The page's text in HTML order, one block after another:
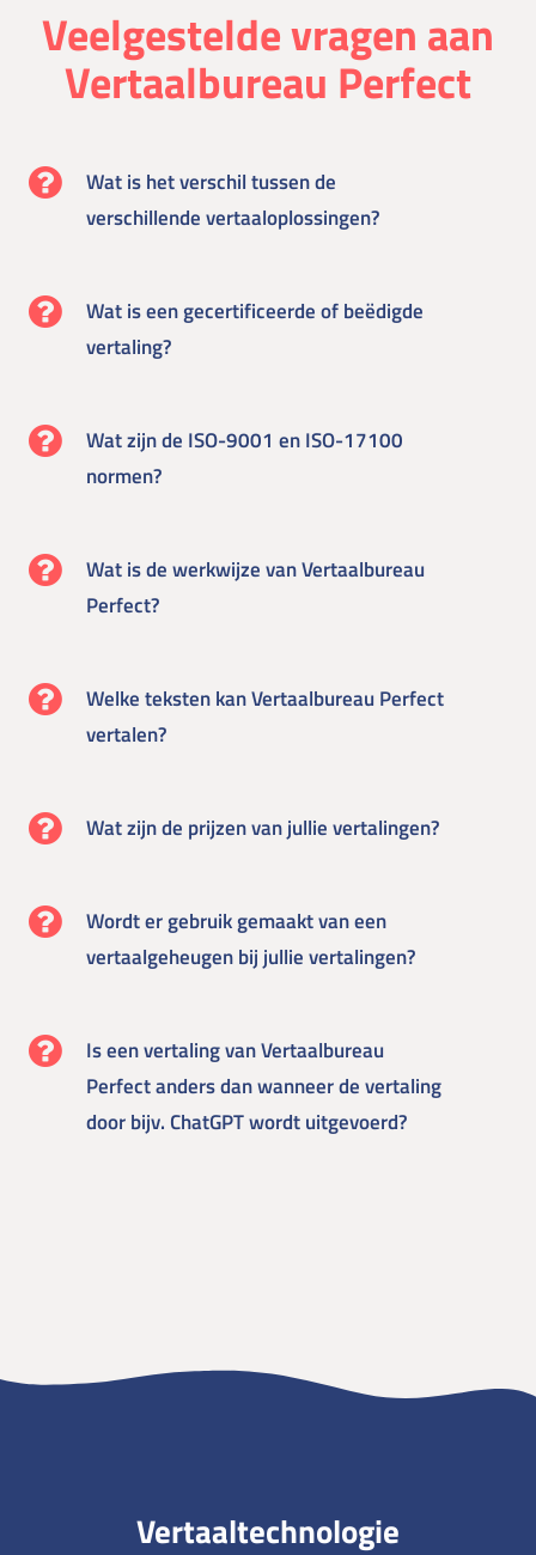
Veelgestelde vragen aan
Vertaalbureau Perfect
Wat is het verschil tussen de
verschillende vertaaloplossingen?
Wat is een gecertificeerde of beëdigde
vertaling?
Wat zijn de ISO-9001 en ISO-17100
normen?
Wat is de werkwijze van Vertaalbureau
Perfect?
Welke teksten kan Vertaalbureau Perfect
vertalen?
Wat zijn de prijzen van jullie vertalingen?
Wordt er gebruik gemaakt van een
vertaalgeheugen bij jullie vertalingen?
Is een vertaling van Vertaalbureau
Perfect anders dan wanneer de vertaling
door bijv. ChatGPT wordt uitgevoerd?
Vertaaltechnologie